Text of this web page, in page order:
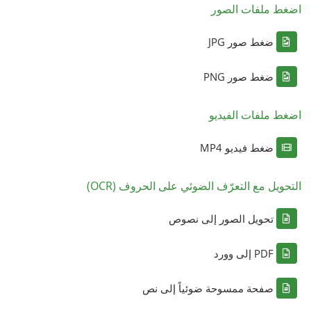
اضغط ملفات الصور
ضغط صور JPG
ضغط صور PNG
اضغط ملفات الفيديو
ضغط فيديو MP4
التحويل مع التعرّف الضوئي على الحروف (OCR)
تحويل الصور إلى نصوص
PDF إلى وورد
صفحة ممسوحة ضوئياً إلى نص